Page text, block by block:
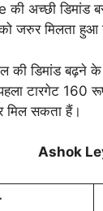
अच्छी डिमांड
जरुर मिलता हुआ
की डिमांड बढ़ने
टारगेट 160
सकता हैं।
Ashok